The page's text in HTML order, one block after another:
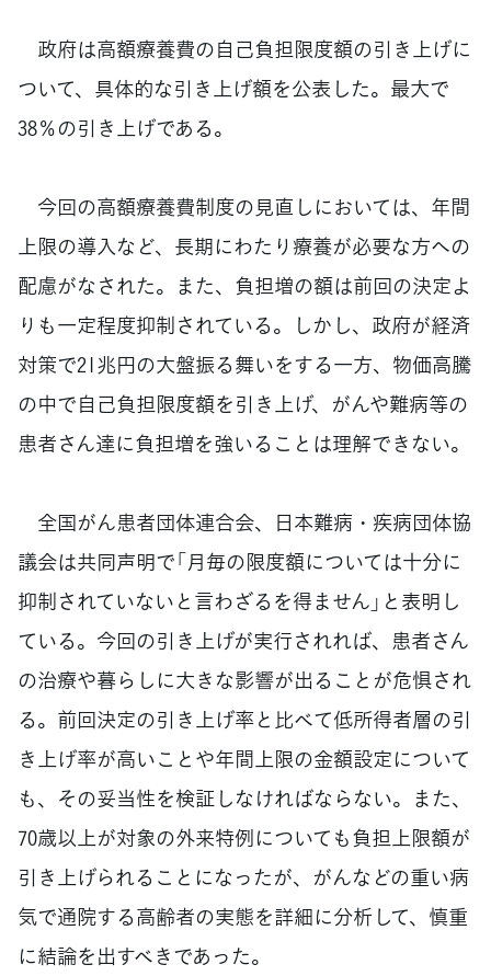
政府は高額療養費の自己負担限度額の引き上げに
ついて、具体的な引き上げ額を公表した。最大で
38％の引き上げである。
今回の高額療養費制度の見直しにおいては、年間
上限の導入など、長期にわたり療養が必要な方への
配慮がなされた。また、負担増の額は前回の決定よ
りも一定程度抑制されている。しかし、政府が経済
対策で21兆円の大盤振る舞いをする一方、物価高騰
の中で自己負担限度額を引き上げ、がんや難病等の
患者さん達に負担増を強いることは理解できない。
全国がん患者団体連合会、日本難病・疾病団体協
議会は共同声明で「月毎の限度額については十分に
抑制されていないと言わざるを得ません」と表明し
ている。今回の引き上げが実行されれば、患者さん
の治療や暮らしに大きな影響が出ることが危惧され
る。前回決定の引き上げ率と比べて低所得者層の引
き上げ率が高いことや年間上限の金額設定について
も、その妥当性を検証しなければならない。また、
70歳以上が対象の外来特例についても負担上限額が
引き上げられることになったが、がんなどの重い病
気で通院する高齢者の実態を詳細に分析して、慎重
に結論を出すべきであった。